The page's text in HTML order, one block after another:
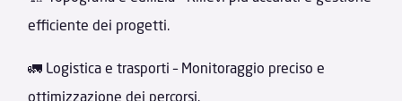
efficiente dei progetti.
🚛 Logistica e trasporti – Monitoraggio preciso e
ottimizzazione dei percorsi.